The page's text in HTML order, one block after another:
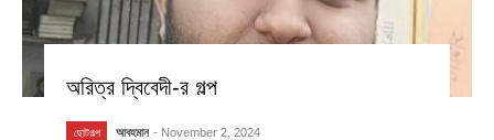
অরিত্র দ্বিবেদী-র গল্প
ছোটগল্প আবহমান - November 2, 2024